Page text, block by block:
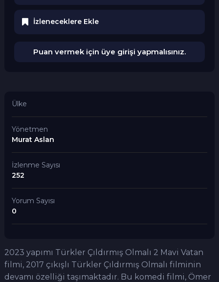
İzleneceklere Ekle
Puan vermek için üye girişi yapmalısınız.
Ülke
Yönetmen
Murat Aslan
İzlenme Sayısı
252
Yorum Sayısı
0
2023 yapımı Türkler Çıldırmış Olmalı 2 Mavi Vatan
filmi, 2017 çıkışlı Türkler Çıldırmış Olmalı filminin
devamı özelliği taşımaktadır. Bu komedi filmi, Ömer